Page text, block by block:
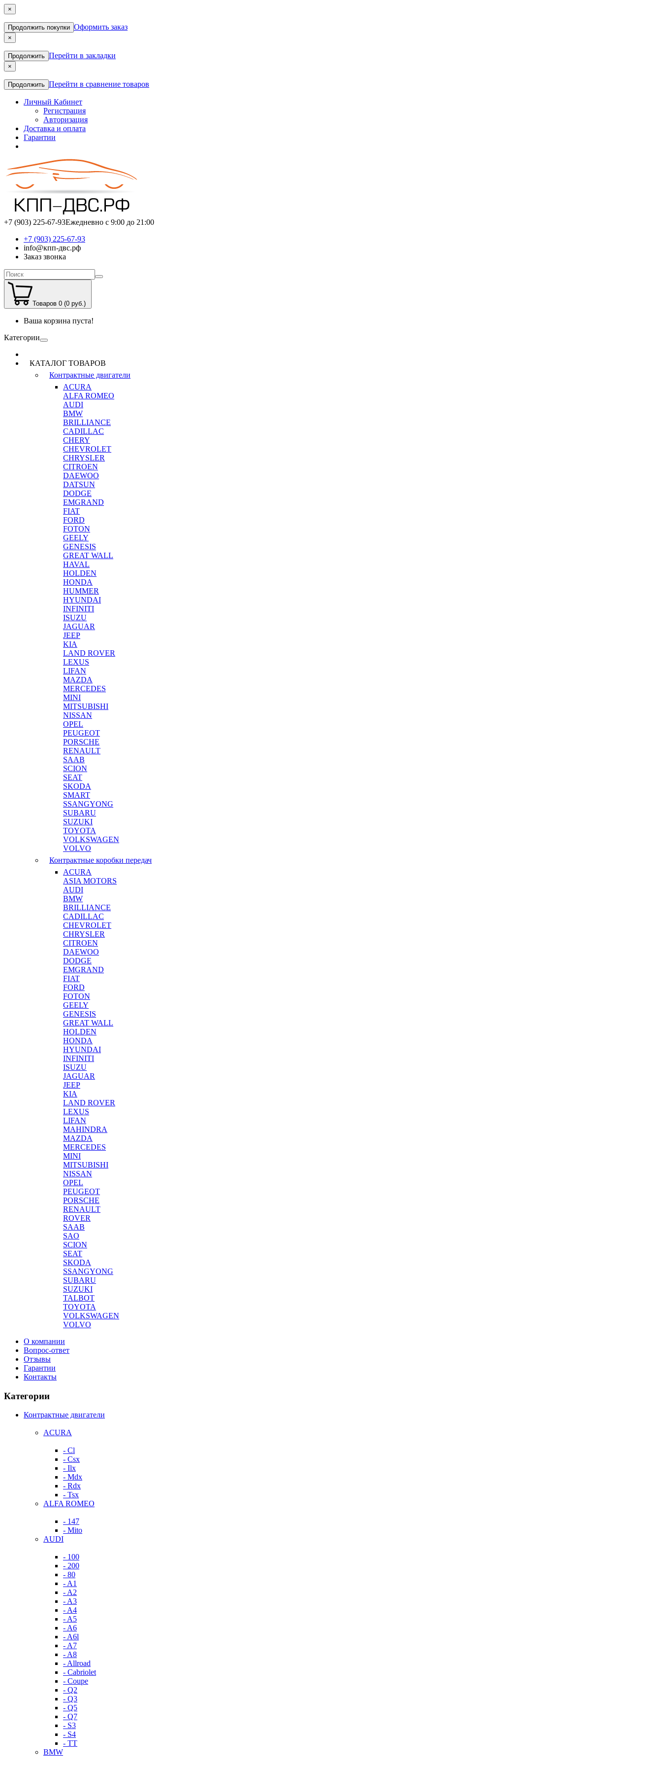
×
Продолжить покупки Оформить заказ
×
Продолжить Перейти в закладки
×
Продолжить Перейти в сравнение товаров
Личный Кабинет
Регистрация
Авторизация
Доставка и оплата
Гарантии
+7 (903) 225-67-93Ежедневно с 9:00 до 21:00
+7 (903) 225-67-93
info@кпп-двс.рф
Заказ звонка
Товаров 0 (0 руб.)
Ваша корзина пуста!
Категории
КАТАЛОГ ТОВАРОВ
Контрактные двигатели
ACURA
ALFA ROMEO
AUDI
BMW
BRILLIANCE
CADILLAC
CHERY
CHEVROLET
CHRYSLER
CITROEN
DAEWOO
DATSUN
DODGE
EMGRAND
FIAT
FORD
FOTON
GEELY
GENESIS
GREAT WALL
HAVAL
HOLDEN
HONDA
HUMMER
HYUNDAI
INFINITI
ISUZU
JAGUAR
JEEP
KIA
LAND ROVER
LEXUS
LIFAN
MAZDA
MERCEDES
MINI
MITSUBISHI
NISSAN
OPEL
PEUGEOT
PORSCHE
RENAULT
SAAB
SCION
SEAT
SKODA
SMART
SSANGYONG
SUBARU
SUZUKI
TOYOTA
VOLKSWAGEN
VOLVO
Контрактные коробки передач
ACURA
ASIA MOTORS
AUDI
BMW
BRILLIANCE
CADILLAC
CHEVROLET
CHRYSLER
CITROEN
DAEWOO
DODGE
EMGRAND
FIAT
FORD
FOTON
GEELY
GENESIS
GREAT WALL
HOLDEN
HONDA
HYUNDAI
INFINITI
ISUZU
JAGUAR
JEEP
KIA
LAND ROVER
LEXUS
LIFAN
MAHINDRA
MAZDA
MERCEDES
MINI
MITSUBISHI
NISSAN
OPEL
PEUGEOT
PORSCHE
RENAULT
ROVER
SAAB
SAO
SCION
SEAT
SKODA
SSANGYONG
SUBARU
SUZUKI
TALBOT
TOYOTA
VOLKSWAGEN
VOLVO
О компании
Вопрос-ответ
Отзывы
Гарантии
Контакты
Категории
Контрактные двигатели
ACURA
- Cl
- Csx
- Ilx
- Mdx
- Rdx
- Tsx
ALFA ROMEO
- 147
- Mito
AUDI
- 100
- 200
- 80
- A1
- A2
- A3
- A4
- A5
- A6
- A6l
- A7
- A8
- Allroad
- Cabriolet
- Coupe
- Q2
- Q3
- Q5
- Q7
- S3
- S4
- TT
BMW